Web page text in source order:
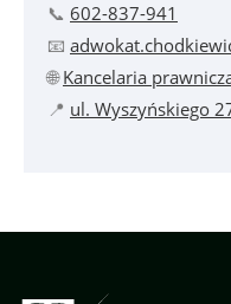
📞 602-837-941
📧
🌐Kancelaria
📍 ul. Wyszyńskiego